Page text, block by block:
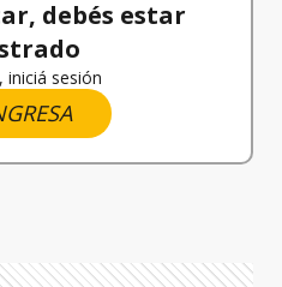
debés estar
iniciá sesión